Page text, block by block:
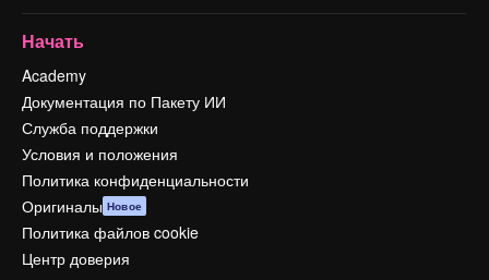
Начать
Academy
Документация по Пакету ИИ
Служба поддержки
Условия и положения
Политика конфиденциальности
Оригиналы Новое
Политика файлов cookie
Центр доверия